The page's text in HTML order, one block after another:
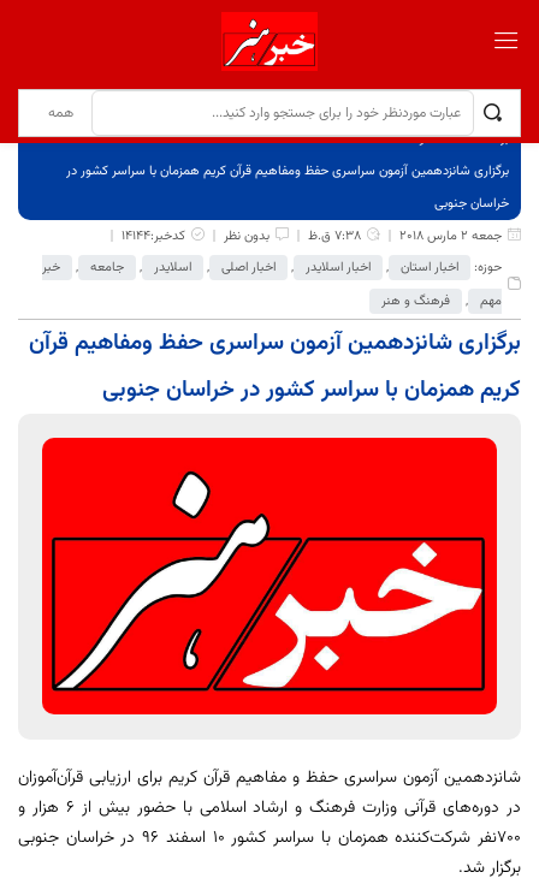
برگ نخست
نوشته‌ها
برگزاری شانزدهمین آزمون سراسری حفظ ومفاهیم قرآن کریم همزمان با سراسر کشور در
خراسان جنوبی
جمعه 2 مارس 2018
7:38 ق.ظ بدون نظر
کدخبر:14144
حوزه:
اخبار استان , اخبار اسلایدر , اخبار اصلی , اسلایدر , جامعه ,
خبر
مهم , فرهنگ و هنر
برگزاری شانزدهمین آزمون سراسری حفظ ومفاهیم قرآن
کریم همزمان با سراسر کشور در خراسان جنوبی
شانزدهمین آزمون سراسری حفظ و مفاهیم قرآن کریم برای ارزیابی قرآن‌آموزان
در دوره‌های قرآنی وزارت فرهنگ و ارشاد اسلامی با حضور بیش از ٦ هزار و
٧٠٠نفر شرکت‌کننده همزمان با سراسر کشور ١٠ اسفند ٩٦ در خراسان جنوبی
برگزار شد.